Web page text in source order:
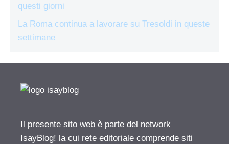
questi giorni
La Roma continua a lavorare su Tresoldi in queste
settimane
Il presente sito web è parte del network
IsayBlog! la cui rete editoriale comprende siti